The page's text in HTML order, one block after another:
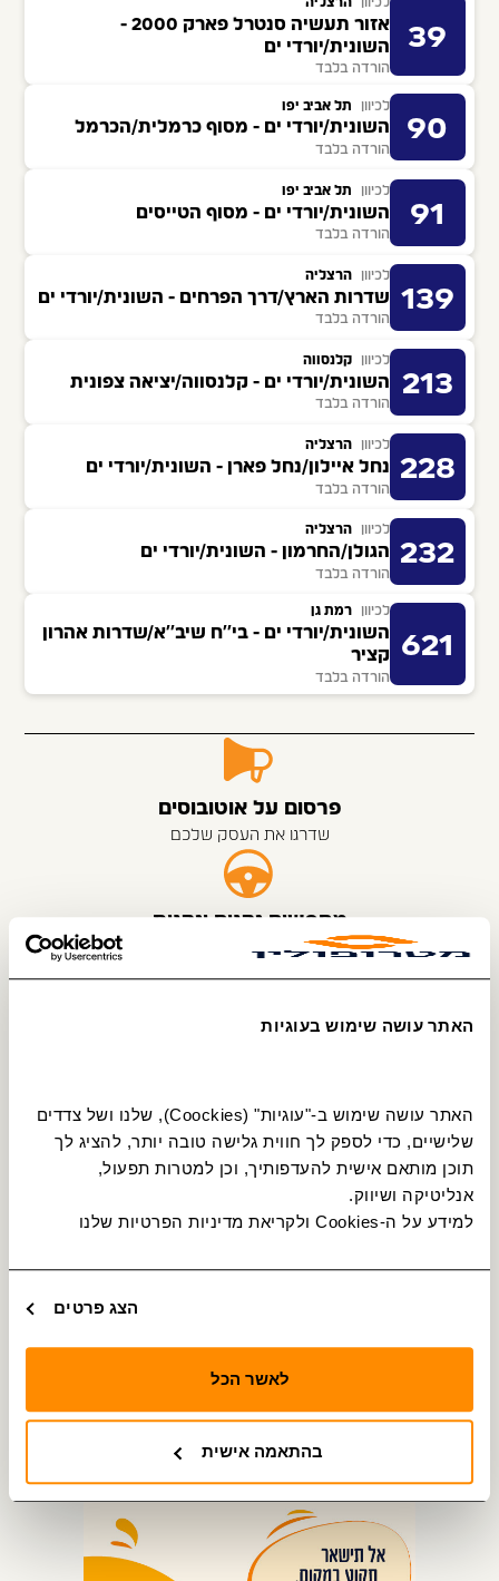
האתר עושה שימוש בעוגיות
אנליטיקה ושיווק.
למידע על ה-Cookies ולקריאת מדיניות הפרטיות שלנו
הצג פרטים
לאשר הכל
בהתאמה אישית
39
אזור תעשיה סנטרל פארק 2000 -
השונית/יורדי ים
הורדה בלבד
90
לכיוון תל אביב יפו
השונית/יורדי ים - מסוף כרמלית/הכרמל
הורדה בלבד
91
לכיוון תל אביב יפו
השונית/יורדי ים - מסוף הטייסים
הורדה בלבד
139
לכיוון הרצליה
שדרות הארץ/דרך הפרחים - השונית/יורדי ים
הורדה בלבד
213
לכיוון קלנסווה
השונית/יורדי ים - קלנסווה/יציאה צפונית
הורדה בלבד
228
לכיוון הרצליה
נחל איילון/נחל פארן - השונית/יורדי ים
הורדה בלבד
232
לכיוון הרצליה
הגולן/החרמון - השונית/יורדי ים
הורדה בלבד
621
לכיוון רמת גן
השונית/יורדי ים - בי''ח שיב''א/שדרות אהרון
קציר
הורדה בלבד
פרסום על אוטובוסים
שדרגו את העסק שלכם
מחפשים נהגים ונהגות
נהג מקצועי? יש לנו הצעה מצוינת בשבילך
הסבה לנהגי אוטובוס